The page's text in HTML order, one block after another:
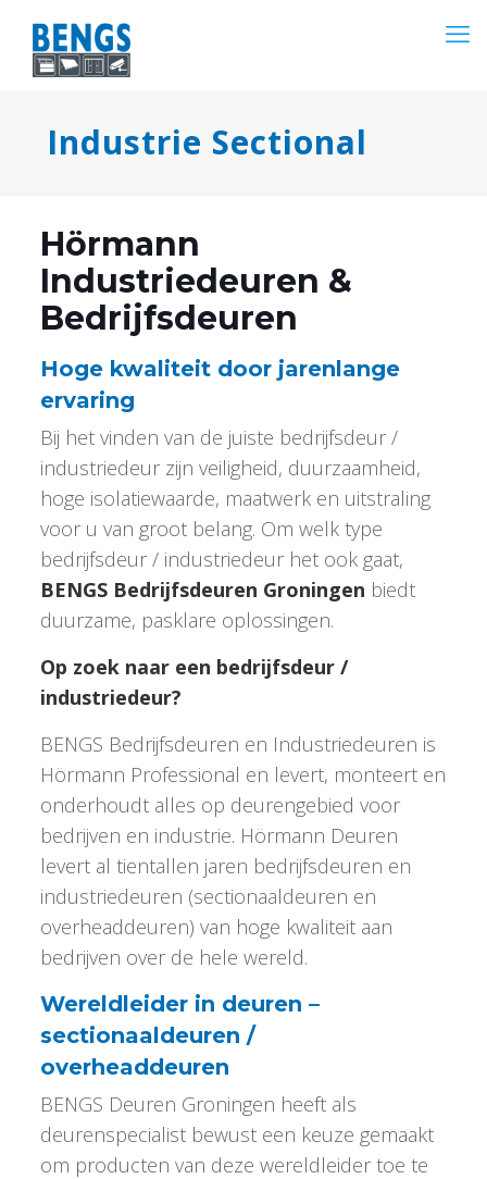
Industrie Sectional
Hörmann
Industriedeuren &
Bedrijfsdeuren
Hoge kwaliteit door jarenlange
ervaring
Bij het vinden van de juiste bedrijfsdeur /
industriedeur zijn veiligheid, duurzaamheid,
hoge isolatiewaarde, maatwerk en uitstraling
voor u van groot belang. Om welk type
bedrijfsdeur / industriedeur het ook gaat,
BENGS Bedrijfsdeuren Groningen biedt
duurzame, pasklare oplossingen.
Op zoek naar een bedrijfsdeur /
industriedeur?
BENGS Bedrijfsdeuren en Industriedeuren is
Hörmann Professional en levert, monteert en
onderhoudt alles op deurengebied voor
bedrijven en industrie. Hörmann Deuren
levert al tientallen jaren bedrijfsdeuren en
industriedeuren (sectionaaldeuren en
overheaddeuren) van hoge kwaliteit aan
bedrijven over de hele wereld.
Wereldleider in deuren –
sectionaaldeuren /
overheaddeuren
BENGS Deuren Groningen heeft als
deurenspecialist bewust een keuze gemaakt
om producten van deze wereldleider toe te